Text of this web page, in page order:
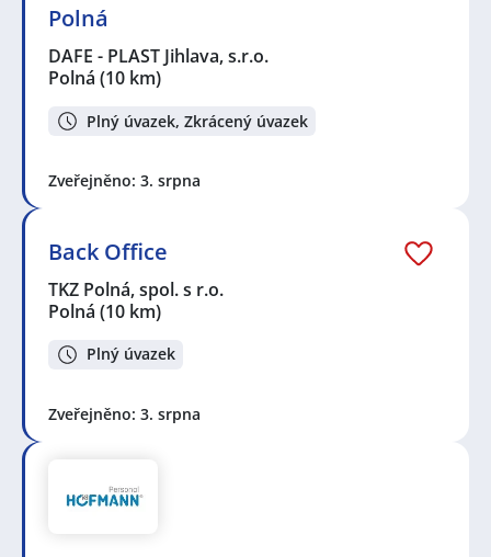
Polná
DAFE - PLAST Jihlava, s.r.o.
Polná (10 km)
Plný úvazek, Zkrácený úvazek
Zveřejněno: 3. srpna
Back Office
TKZ Polná, spol. s r.o.
Polná (10 km)
Plný úvazek
Zveřejněno: 3. srpna